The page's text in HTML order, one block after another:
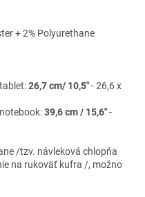
+ 2% Polyurethane
26,7 cm/ 10,5"- 26,6 x
39,6 cm / 15,6"-
/tzv. návleková chlopňa
na rukoväť kufra /, možno